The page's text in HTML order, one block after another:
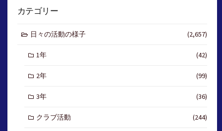
カテゴリー
日々の活動の様子 (2,657)
1年 (42)
2年 (99)
3年 (36)
クラブ活動 (244)